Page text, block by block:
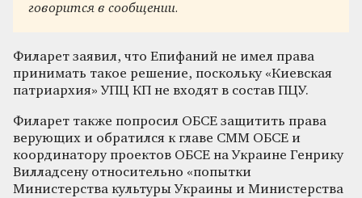
говорится в сообщении.
Филарет заявил, что Епифаний не имел права
принимать такое решение, поскольку «Киевская
патриархия» УПЦ КП не входят в состав ПЦУ.
Филарет также попросил ОБСЕ защитить права
верующих и обратился к главе СММ ОБСЕ и
координатору проектов ОБСЕ на Украине Генрику
Вилладсену относительно «попытки
Министерства культуры Украины и Министерства